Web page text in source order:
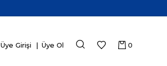
0
Üye Girişi Üye Ol